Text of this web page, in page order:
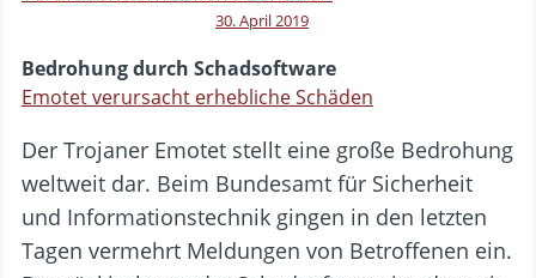
30. April 2019
Bedrohung durch Schadsoftware
Emotet verursacht erhebliche Schäden
Der Trojaner Emotet stellt eine große Bedrohung
weltweit dar. Beim Bundesamt für Sicherheit
und Informationstechnik gingen in den letzten
Tagen vermehrt Meldungen von Betroffenen ein.